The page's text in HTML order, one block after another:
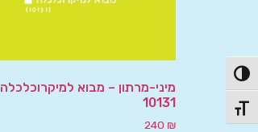
הפעל/כבה ניגודיות גבוהה
מתג גודל גופן
מיני-מרתון – מבוא למיקרוכלכלה
10131
240 ₪